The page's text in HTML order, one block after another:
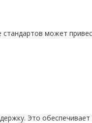
может
Это обеспечивает